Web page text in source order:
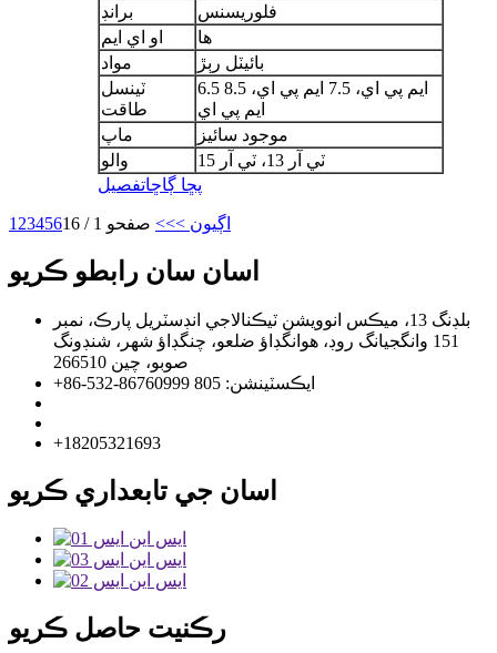
برانڊ
فلوريسنس
او اي ايم
ها
مواد
بائيٽل رٻڙ
ٽينسل
طاقت
6.5 ايم پي اي، 7.5 ايم پي اي، 8.5
ايم پي اي
ماپ
موجود سائيز
والو
ٽي آر 13، ٽي آر 15
پڇا ڳاڇاتفصيل
1 23456 اڳيون >>> صفحو 1 / 16
اسان سان رابطو ڪريو
بلڊنگ 13، ميڪس انوويشن ٽيڪنالاجي انڊسٽريل پارڪ، نمبر
151 وانگجيانگ روڊ، هوانگڊاؤ ضلعو، چنگڊاؤ شهر، شنڊونگ
صوبو، چين 266510
+86-532-86760999 ايڪسٽينشن: 805
+18205321693
اسان جي تابعداري ڪريو
رڪنيت حاصل ڪريو